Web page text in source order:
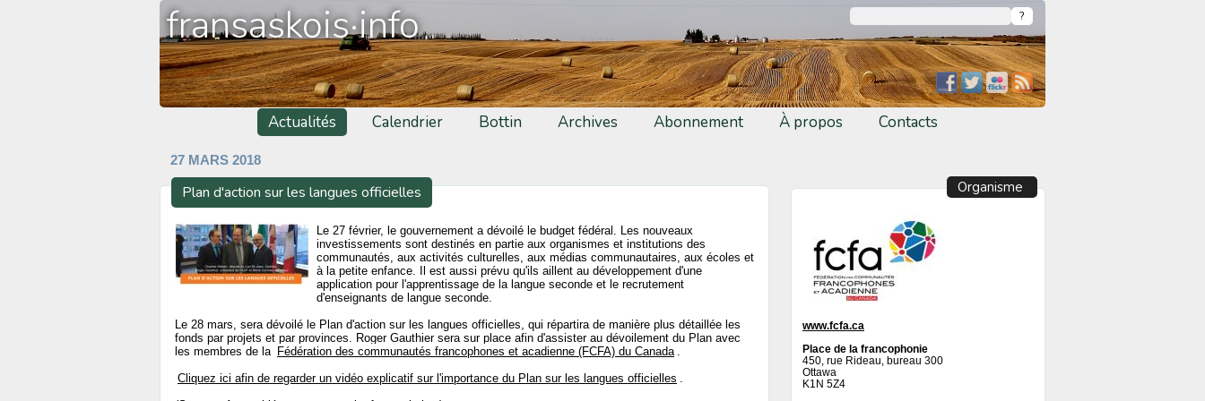
fransaskois·info
Actualités Calendrier Bottin Archives Abonnement À propos Contacts
27 MARS 2018
Plan d'action sur les langues officielles
Le 27 février, le gouvernement a dévoilé le budget fédéral. Les nouveaux
investissements sont destinés en partie aux organismes et institutions des
communautés, aux activités culturelles, aux médias communautaires, aux écoles et
à la petite enfance. Il est aussi prévu qu'ils aillent au développement d'une
application pour l'apprentissage de la langue seconde et le recrutement
d'enseignants de langue seconde.
Le 28 mars, sera dévoilé le Plan d'action sur les langues officielles, qui répartira de manière plus détaillée les
fonds par projets et par provinces. Roger Gauthier sera sur place afin d'assister au dévoilement du Plan avec
les membres de la Fédération des communautés francophones et acadienne (FCFA) du Canada .
Cliquez ici afin de regarder un vidéo explicatif sur l'importance du Plan sur les langues officielles .
Organisme
www.fcfa.ca
Place de la francophonie
450, rue Rideau, bureau 300
Ottawa
K1N 5Z4